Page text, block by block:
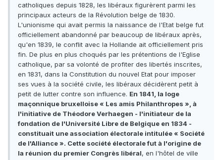
catholiques depuis 1828, les libéraux figurèrent parmi les
principaux acteurs de la Révolution belge de 1830.
L'unionisme qui avait permis la naissance de l'Etat belge fut
officiellement abandonné par beaucoup de libéraux après,
qu'en 1839, le conflit avec la Hollande ait officiellement pris
fin. De plus en plus choqués par les prétentions de l'Eglise
catholique, par sa volonté de profiter des libertés inscrites,
en 1831, dans la Constitution du nouvel Etat pour imposer
ses vues à la société civile, les libéraux décidèrent petit à
petit de lutter contre son influence. En 1841, la loge
maçonnique bruxelloise « Les amis Philanthropes », à
l'initiative de Théodore Verhaegen - l'initiateur de la
fondation de l'Université Libre de Belgique en 1834 -
constituait une association électorale intitulée « Société
de l'Alliance ». Cette société électorale fut à l'origine de
la réunion du premier Congrès libéral, en l'hôtel de ville